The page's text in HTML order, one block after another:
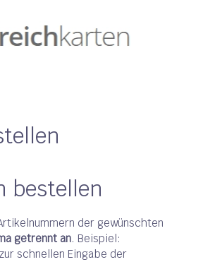
bestellen
der gewünschten
getrennt an. Beispiel:
schnellen Eingabe der